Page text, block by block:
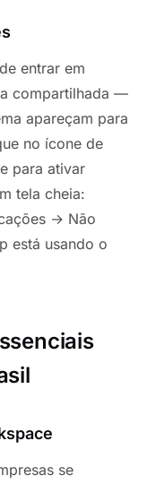
entrar em
compartilhada —
apareçam para
no ícone de
para ativar
tela cheia:
→ Não
está usando o
se